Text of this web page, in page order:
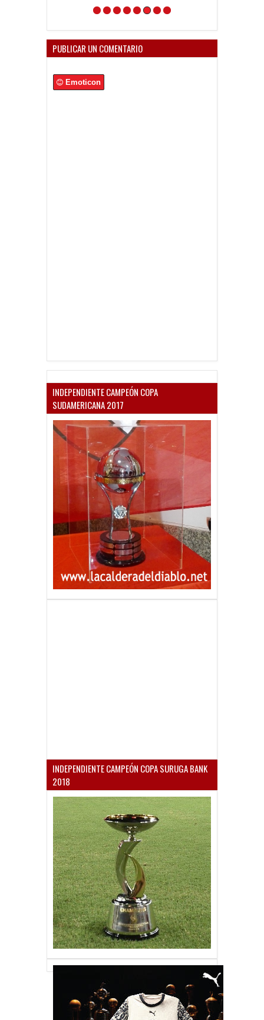
PUBLICAR UN COMENTARIO
Emoticon
INDEPENDIENTE CAMPEÓN COPA
SUDAMERICANA 2017
INDEPENDIENTE CAMPEÓN COPA SURUGA BANK
2018